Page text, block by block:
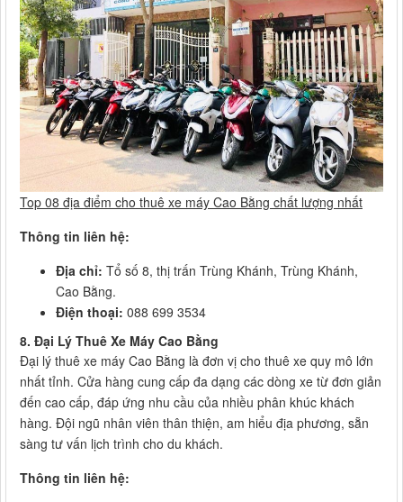
Top 08 địa điểm cho thuê xe máy Cao Bằng chất lượng nhất
Thông tin liên hệ:
Địa chỉ: Tổ số 8, thị trấn Trùng Khánh, Trùng Khánh,
Cao Bằng.
Điện thoại: 088 699 3534
8. Đại Lý Thuê Xe Máy Cao Bằng
Đại lý thuê xe máy Cao Bằng là đơn vị cho thuê xe quy mô lớn
nhất tỉnh. Cửa hàng cung cấp đa dạng các dòng xe từ đơn giản
đến cao cấp, đáp ứng nhu cầu của nhiều phân khúc khách
hàng. Đội ngũ nhân viên thân thiện, am hiểu địa phương, sẵn
sàng tư vấn lịch trình cho du khách.
Thông tin liên hệ: